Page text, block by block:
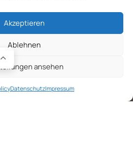
Akzeptieren
Ablehnen
ansehen
DatenschutzImpressum